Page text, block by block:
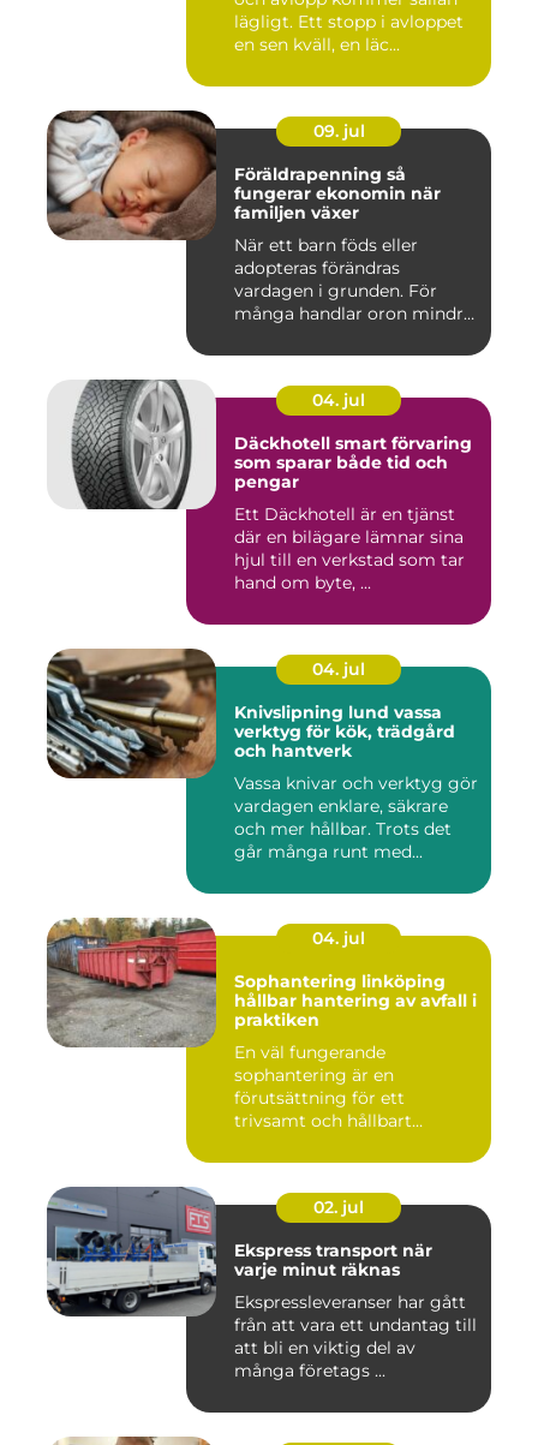
lägligt. Ett stopp i avloppet
en sen kväll, en läc...
09. jul
Föräldrapenning så
fungerar ekonomin när
familjen växer
När ett barn föds eller
adopteras förändras
vardagen i grunden. För
många handlar oron mindre
04. jul
Däckhotell smart förvaring
som sparar både tid och
pengar
Ett Däckhotell är en tjänst
där en bilägare lämnar sina
hjul till en verkstad som tar
hand om byte, ...
04. jul
Knivslipning lund vassa
verktyg för kök, trädgård
och hantverk
Vassa knivar och verktyg gör
vardagen enklare, säkrare
och mer hållbar. Trots det
går många runt med...
04. jul
Sophantering linköping
hållbar hantering av avfall i
praktiken
En väl fungerande
sophantering är en
förutsättning för ett
trivsamt och hållbart
02. jul
Ekspress transport när
varje minut räknas
Ekspressleveranser har gått
från att vara ett undantag till
att bli en viktig del av
många företags ...